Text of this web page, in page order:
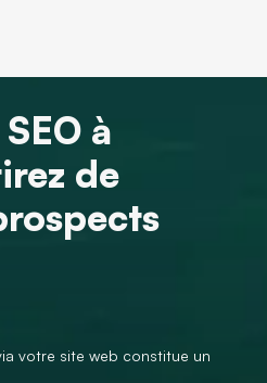
à
de
votre site web constitue un